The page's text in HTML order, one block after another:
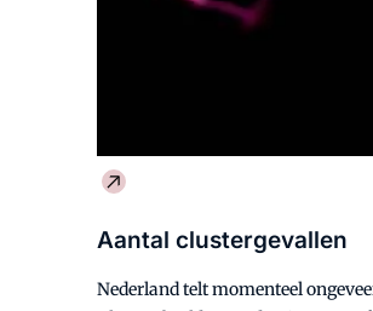
Aantal clustergevallen
Nederland telt momenteel